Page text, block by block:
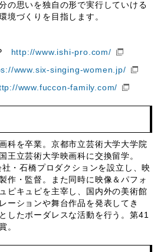
の思いを独自の形で実行していける
境づくりを目指します。
http://www.ishi-pro.com/
www.six-singing-women.jp/
www.fuccon-family.com/
科を卒業。京都市立芸術大学大学院
王立芸術大学映画科に交換留学。
・石橋プロダクションを設立し、映
作・監督。また同時に映像＆パフォ
ピキュピを主宰し、国内外の美術館
ーションや舞台作品を発表してき
したボーダレスな活動を行う。第41
。